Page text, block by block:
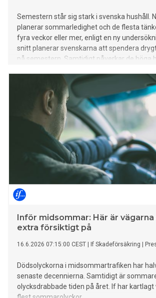
Semestern står sig stark i svenska hushåll.
planerar sommarledighet och de flesta
fyra veckor eller mer, enligt en ny
snitt planerar svenskarna att spendera
på semestern. Samtidigt påverkar de höga
tänkt flyga. En av tre har ändrat sina planer
De struntar i att flyga, avvaktar med att
någon annanstans än de först planerat.
Inför midsommar: Här är
extra försiktigt på
16.6.2026 07:15:00 CEST If Skadeförsäkring
Dödsolyckorna i midsommartrafiken har
senaste decennierna. Samtidigt är
olycksdrabbade tiden på året. If har kartlagt